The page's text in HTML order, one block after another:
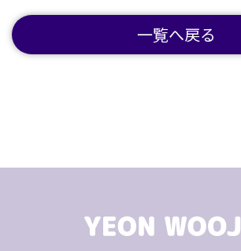
一覧へ戻る